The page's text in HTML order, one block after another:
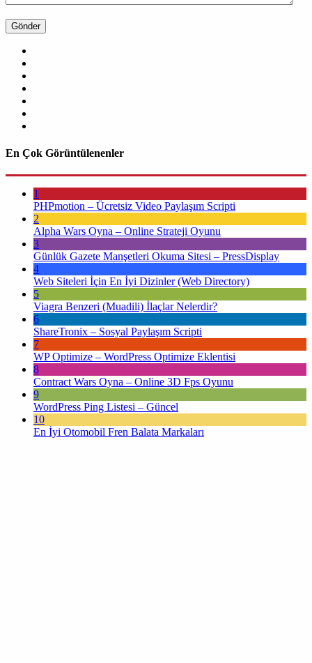
En Çok Görüntülenenler
1
PHPmotion – Ücretsiz Video Paylaşım Scripti
2
Alpha Wars Oyna – Online Strateji Oyunu
3
Günlük Gazete Manşetleri Okuma Sitesi – PressDisplay
4
Web Siteleri İçin En İyi Dizinler (Web Directory)
5
Viagra Benzeri (Muadili) İlaçlar Nelerdir?
6
ShareTronix – Sosyal Paylaşım Scripti
7
WP Optimize – WordPress Optimize Eklentisi
8
Contract Wars Oyna – Online 3D Fps Oyunu
9
WordPress Ping Listesi – Güncel
10
En İyi Otomobil Fren Balata Markaları